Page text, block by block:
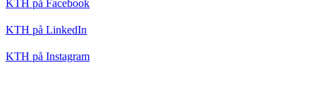
KTH på Facebook
KTH på LinkedIn
KTH på Instagram